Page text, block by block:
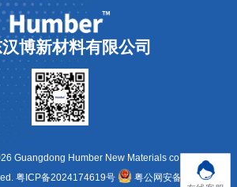
博新材料有限公司
Guangdong Humber New Materials co.,Ltd All
粤ICP备2024174619号
粤公网安备